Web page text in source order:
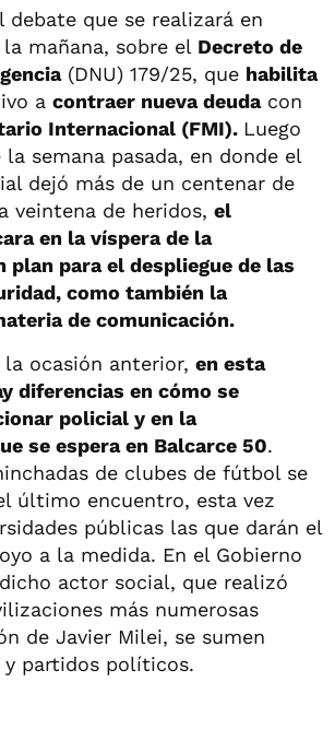
debate que se realizará en
mañana, sobre el Decreto de
(DNU) 179/25, que habilita
a contraer nueva deudacon
Internacional (FMI). Luego
semana pasada, en donde el
dejó más de un centenar de
veintena de heridos, el
en la víspera de la
plan para el despliegue de las
como también la
de comunicación.
ocasión anterior, en esta
diferencias en cómo se
policial y en la
se espera en Balcarce 50.
de clubes de fútbol se
último encuentro, esta vez
públicas las que darán el
a la medida. En el Gobierno
actor social, que realizó
más numerosas
de Javier Milei, se sumen
y partidos políticos.